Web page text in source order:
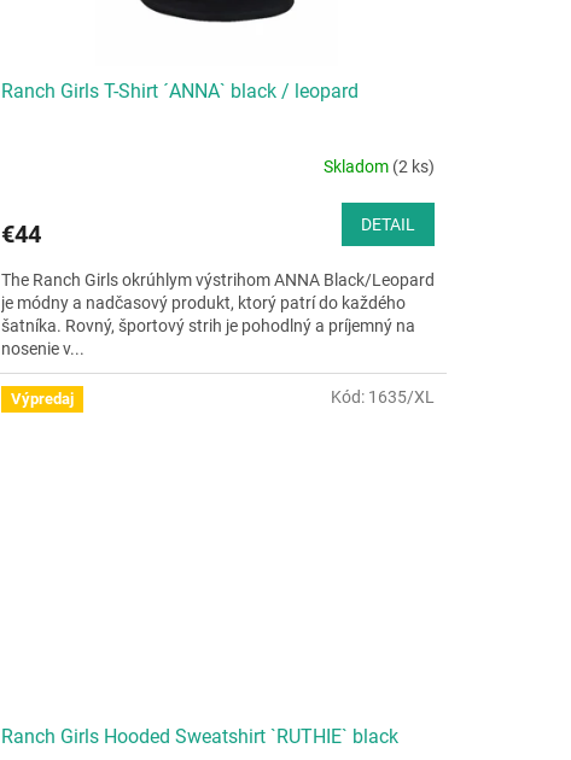
Ranch Girls T-Shirt ´ANNA` black / leopard
Skladom (2 ks)
€44 DETAIL
The Ranch Girls okrúhlym výstrihom ANNA Black/Leopard
je módny a nadčasový produkt, ktorý patrí do každého
šatníka. Rovný, športový strih je pohodlný a príjemný na
nosenie v...
Výpredaj
Ranch Girls Hooded Sweatshirt `RUTHIE` black
Kód: 1635/XL